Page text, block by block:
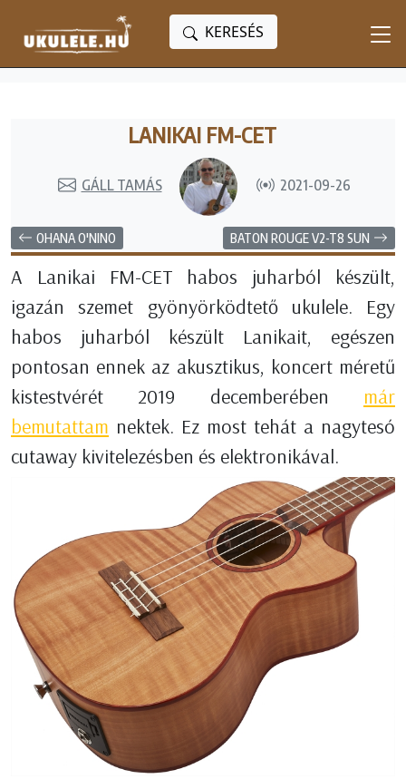
KERESÉS
LANIKAI FM-CET
GÁLL TAMÁS 2021-09-26
OHANA O'NINO BATON ROUGE V2-T8 SUN
A Lanikai FM-CET habos juharból készült,
igazán szemet gyönyörködtető ukulele. Egy
habos juharból készült Lanikait, egészen
pontosan ennek az akusztikus, koncert méretű
kistestvérét 2019 decemberében már
bemutattam nektek. Ez most tehát a nagytesó
cutaway kivitelezésben és elektronikával.